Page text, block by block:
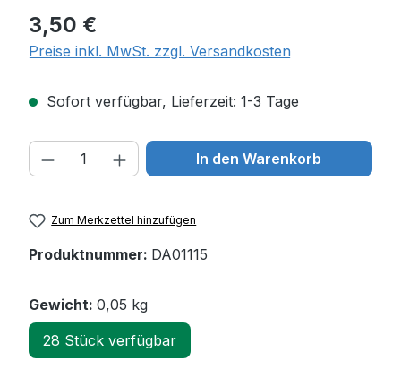
Regulärer Preis:
3,50 €
Preise inkl. MwSt. zzgl. Versandkosten
Sofort verfügbar, Lieferzeit: 1-3 Tage
Produkt Anzahl: Gib den
In den Warenkorb
Zum Merkzettel hinzufügen
Produktnummer: DA01115
Gewicht: 0,05 kg
28 Stück verfügbar